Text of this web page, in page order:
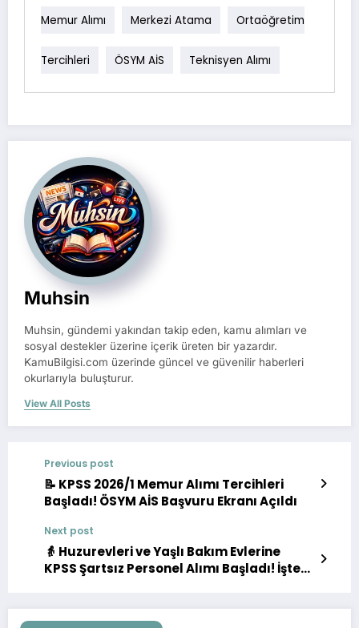
Memur Alımı Merkezi Atama Ortaöğretim
Tercihleri ÖSYM AİS Teknisyen Alımı
Muhsin
Muhsin, gündemi yakından takip eden, kamu alımları ve
sosyal destekler üzerine içerik üreten bir yazardır.
KamuBilgisi.com üzerinde güncel ve güvenilir haberleri
okurlarıyla buluşturur.
View All Posts
Previous post
📝 KPSS 2026/1 Memur Alımı Tercihleri
Başladı! ÖSYM AİS Başvuru Ekranı Açıldı
Next post
👵 Huzurevleri ve Yaşlı Bakım Evlerine
KPSS Şartsız Personel Alımı Başladı! İşte